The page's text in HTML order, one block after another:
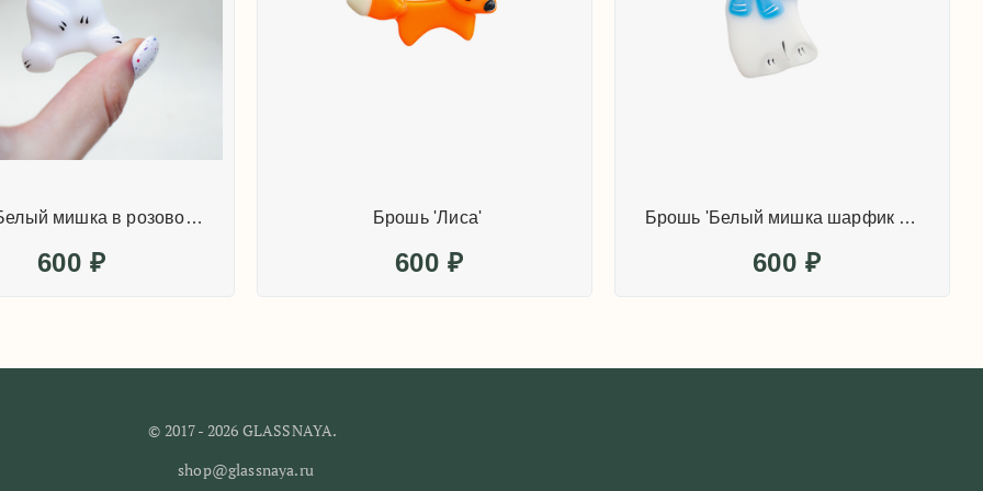
© 2017 - 2026 GLASSNAYA.
shop@glassnaya.ru